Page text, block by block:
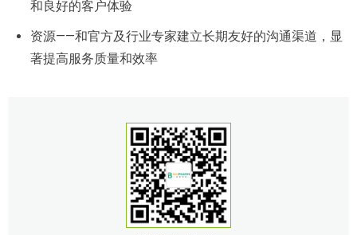
和良好的客户体验
资源——和官方及行业专家建立长期友好的沟通渠道，显
著提高服务质量和效率